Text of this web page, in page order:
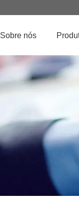
Sobre nós